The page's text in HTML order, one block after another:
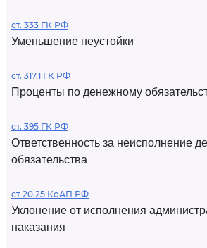
ст. 333 ГК РФ
Уменьшение неустойки
ст. 317.1 ГК РФ
Проценты по денежному
ст. 395 ГК РФ
Ответственность за неисполнение
обязательства
ст 20.25 КоАП РФ
Уклонение от исполнения
наказания